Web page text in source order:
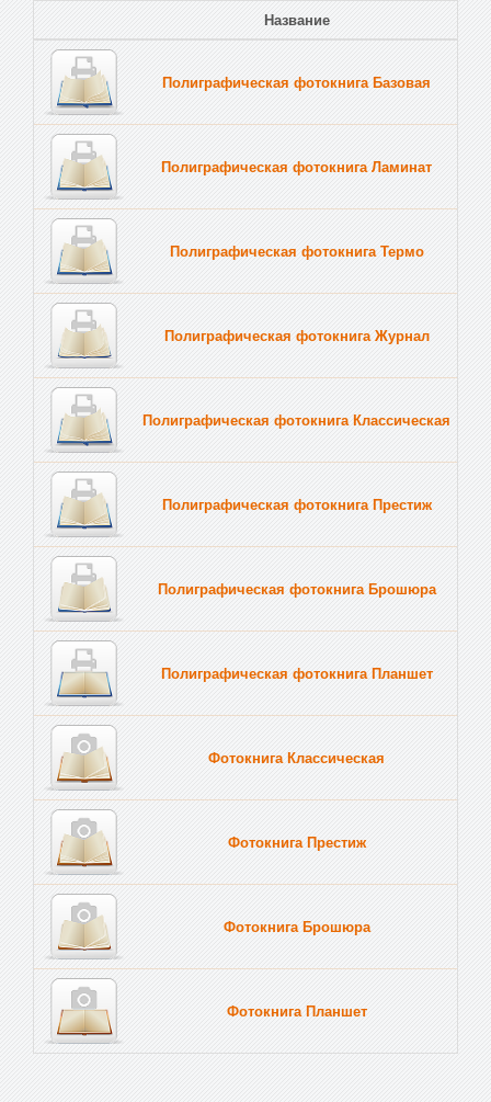
Название
Полиграфическая фотокнига Базовая
Полиграфическая фотокнига Ламинат
Полиграфическая фотокнига Термо
Полиграфическая фотокнига Журнал
Полиграфическая фотокнига Классическая
Полиграфическая фотокнига Престиж
Полиграфическая фотокнига Брошюра
Полиграфическая фотокнига Планшет
Фотокнига Классическая
Фотокнига Престиж
Фотокнига Брошюра
Фотокнига Планшет